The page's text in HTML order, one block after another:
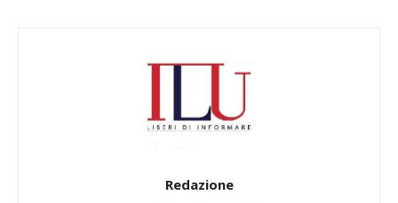
Redazione